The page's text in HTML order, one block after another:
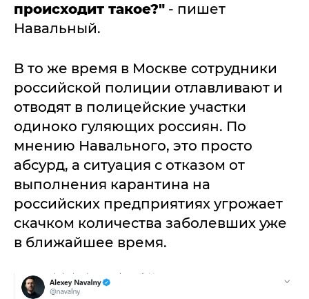
происходит такое?" - пишет
Навальный.
В то же время в Москве сотрудники
российской полиции отлавливают и
отводят в полицейские участки
одиноко гуляющих россиян. По
мнению Навального, это просто
абсурд, а ситуация с отказом от
выполнения карантина на
российских предприятиях угрожает
скачком количества заболевших уже
в ближайшее время.